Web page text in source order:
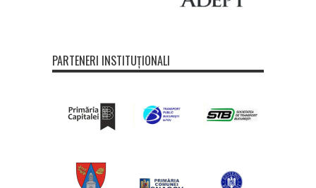
PARTENERI INSTITUȚIONALI